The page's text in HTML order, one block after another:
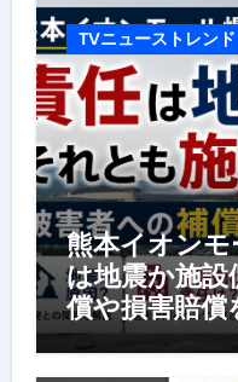
TVニューストレンド
熊本イオンモ
は地震か施設
償や損害賠